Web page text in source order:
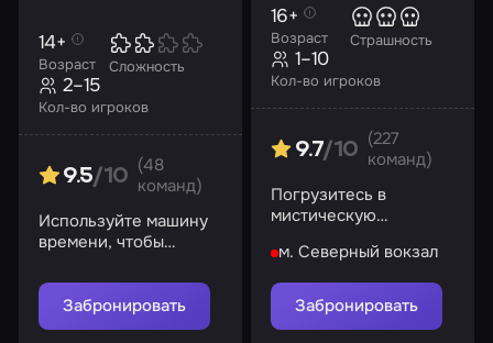
Возраст
14+
Сложность
Кол-во игроков
2–15
9.5/10
(48
команд)
Используйте машину
времени, чтобы
и будущее
Забронировать
Возраст
16+
Страшность
Кол-во игроков
1–10
9.7/10
(227
команд)
Погрузитесь в
мистическую
м. Северный вокзал
Забронировать